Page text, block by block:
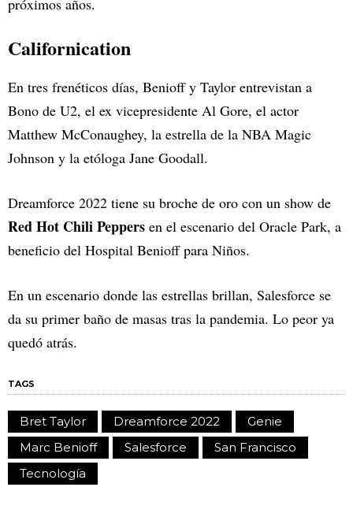
Californication
En tres frenéticos días, Benioff y Taylor entrevistan a
Bono de U2, el ex vicepresidente Al Gore, el actor
Matthew McConaughey, la estrella de la NBA Magic
Johnson y la etóloga Jane Goodall.
Dreamforce 2022 tiene su broche de oro con un show de
Red Hot Chili Peppers en el escenario del Oracle Park, a
beneficio del Hospital Benioff para Niños.
En un escenario donde las estrellas brillan, Salesforce se
da su primer baño de masas tras la pandemia. Lo peor ya
quedó atrás.
TAGS
Bret Taylor Dreamforce 2022
Genie
Marc Benioff
Salesforce
San Francisco
Tecnología